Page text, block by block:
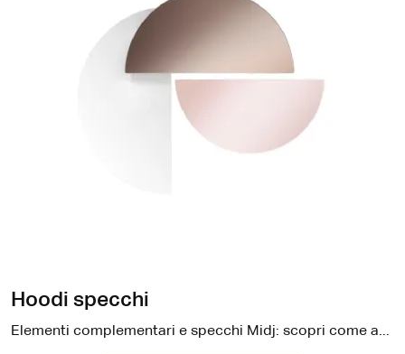
Hoodi specchi
Elementi complementari e specchi Midj: scopri come arricchire i tuoi interni design con il modello Hoodi specchi.